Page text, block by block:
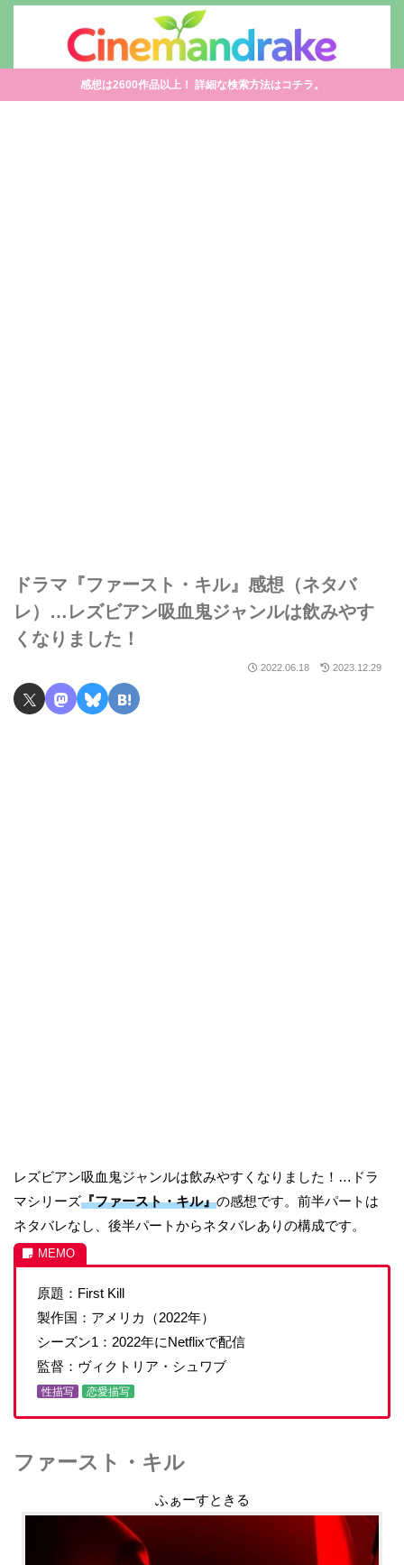
感想は2600作品以上！ 詳細な検索方法はコチラ。
ドラマ『ファースト・キル』感想（ネタバ
レ）…レズビアン吸血鬼ジャンルは飲みやす
くなりました！
2022.06.18 2023.12.29
レズビアン吸血鬼ジャンルは飲みやすくなりました！…ドラ
マシリーズ『ファースト・キル』の感想です。前半パートは
ネタバレなし、後半パートからネタバレありの構成です。
原題：First Kill
製作国：アメリカ（2022年）
シーズン1：2022年にNetflixで配信
監督：ヴィクトリア・シュワブ
性描写 恋愛描写
ファースト・キル
ふぁーすときる